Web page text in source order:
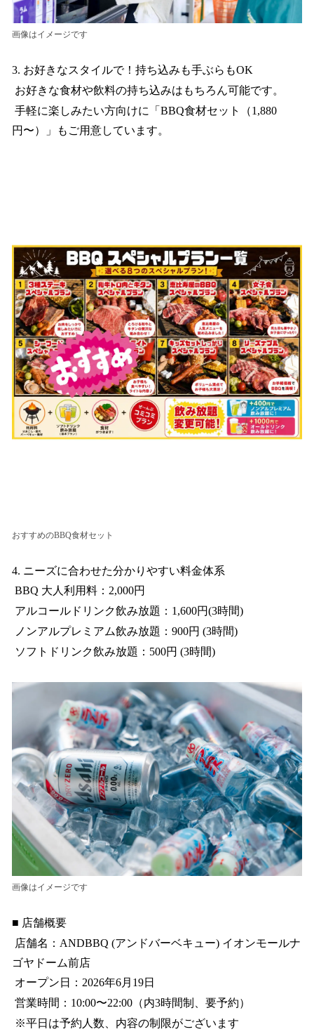
画像はイメージです
3. お好きなスタイルで！持ち込みも手ぶらもOK
お好きな食材や飲料の持ち込みはもちろん可能です。
手軽に楽しみたい方向けに「BBQ食材セット（1,880
円〜）」もご用意しています。
おすすめのBBQ食材セット
4. ニーズに合わせた分かりやすい料金体系
BBQ 大人利用料：2,000円
アルコールドリンク飲み放題：1,600円(3時間)
ノンアルプレミアム飲み放題：900円 (3時間)
ソフトドリンク飲み放題：500円 (3時間)
画像はイメージです
■ 店舗概要
店舗名：ANDBBQ (アンドバーベキュー) イオンモールナ
ゴヤドーム前店
オープン日：2026年6月19日
営業時間：10:00〜22:00（内3時間制、要予約）
※平日は予約人数、内容の制限がございます